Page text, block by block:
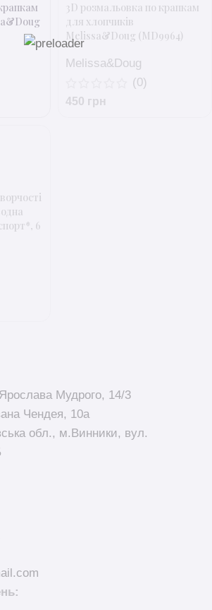
3D розмальовка по крапкам
для хлопчиків
Melissa&Doug (MD9964)
Melissa&Doug
(0)
450 грн
6
Мудрого, 14/3
Чендея, 10а
обл., м.Винники, вул.